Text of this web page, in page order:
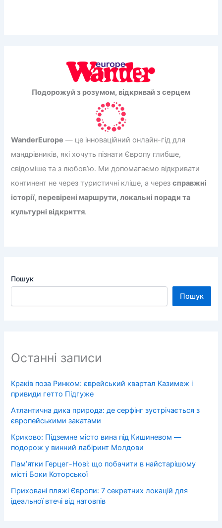
Подорожуй з розумом, відкривай з серцем
WanderEurope — це інноваційний онлайн-гід для
мандрівників, які хочуть пізнати Європу глибше,
свідоміше та з любов’ю. Ми допомагаємо відкривати
континент не через туристичні кліше, а черезсправжні
історії, перевірені маршрути, локальні поради та
культурні відкриття.
Пошук
Пошук
Останні записи
Краків поза Ринком: єврейський квартал Казимеж і
привиди гетто Підгуже
Атлантична дика природа: де серфінг зустрічається з
європейськими закатами
Криково: Підземне місто вина під Кишиневом —
подорож у винний лабіринт Молдови
Пам’ятки Герцег-Нові: що побачити в найстарішому
місті Боки Которської
Приховані пляжі Європи: 7 секретних локацій для
ідеальної втечі від натовпів